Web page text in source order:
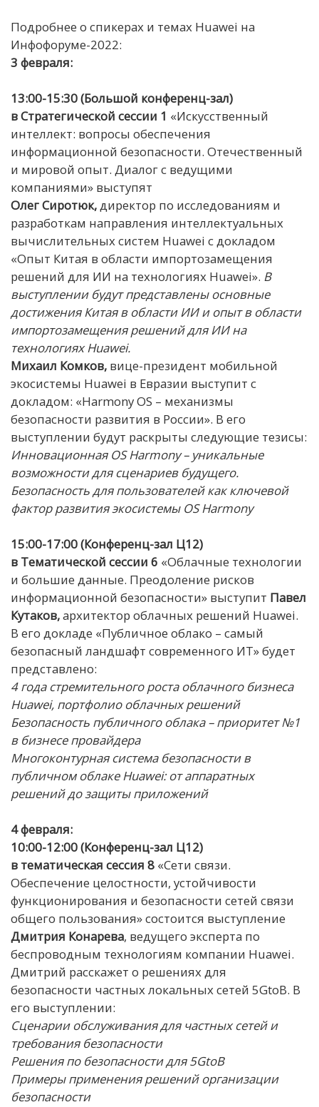
Подробнее о спикерах и темах Huawei на
Инфофоруме-2022:
3 февраля:
13:00-15:30 (Большой конференц-зал)
в Стратегической сессии 1 «Искусственный
интеллект: вопросы обеспечения
информационной безопасности. Отечественный
и мировой опыт. Диалог с ведущими
компаниями» выступят
Олег Сиротюк,директор по исследованиям и
разработкам направления интеллектуальных
вычислительных систем Huawei с докладом
«Опыт Китая в области импортозамещения
решений для ИИ на технологиях Huawei». В
выступлении будут представлены основные
достижения Китая в области ИИ и опыт в области
импортозамещения решений для ИИ на
технологиях Huawei.
Михаил Комков, вице-президент мобильной
экосистемы Huawei в Евразии выступит с
докладом: «Harmony OS – механизмы
безопасности развития в России». В его
выступлении будут раскрыты следующие тезисы:
Инновационная OS Harmony – уникальные
возможности для сценариев будущего.
Безопасность для пользователей как ключевой
фактор развития экосистемы OS Harmony
15:00-17:00 (Конференц-зал Ц12)
в Тематической сессии 6 «Облачные технологии
и большие данные. Преодоление рисков
информационной безопасности» выступит Павел
Кутаков,архитектор облачных решений Huawei.
В его докладе «Публичное облако – самый
безопасный ландшафт современного ИТ» будет
представлено:
4 года стремительного роста облачного бизнеса
Huawei, портфолио облачных решений
Безопасность публичного облака – приоритет №1
в бизнесе провайдера
Многоконтурная система безопасности в
публичном облаке Huawei: от аппаратных
решений до защиты приложений
4 февраля:
10:00-12:00 (Конференц-зал Ц12)
в тематическая сессия 8 «Сети связи.
Обеспечение целостности, устойчивости
функционирования и безопасности сетей связи
общего пользования» состоится выступление
Дмитрия Конарева, ведущего эксперта по
беспроводным технологиям компании Huawei.
Дмитрий расскажет о решениях для
безопасности частных локальных сетей 5GtoB. В
его выступлении:
Сценарии обслуживания для частных сетей и
требования безопасности
Решения по безопасности для 5GtoB
Примеры применения решений организации
безопасности